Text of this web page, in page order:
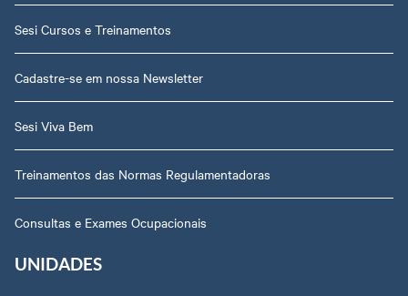
Sesi Cursos e Treinamentos
Cadastre-se em nossa Newsletter
Sesi Viva Bem
Treinamentos das Normas Regulamentadoras
Consultas e Exames Ocupacionais
UNIDADES